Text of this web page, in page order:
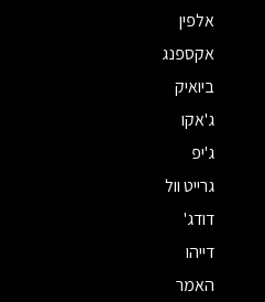
אלפין
אקספנג
ביואיק
ג'אקו
ג'יפ
גרייט וול
דודג'
דייהו
האמר